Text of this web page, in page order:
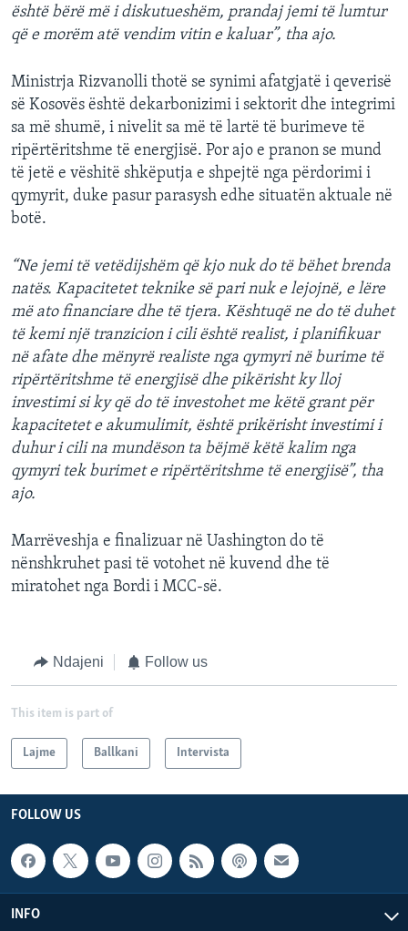
është bërë më i diskutueshëm, prandaj jemi të lumtur
që e morëm atë vendim vitin e kaluar”, tha ajo.
Ministrja Rizvanolli thotë se synimi afatgjatë i qeverisë
së Kosovës është dekarbonizimi i sektorit dhe integrimi
sa më shumë, i nivelit sa më të lartë të burimeve të
ripërtëritshme të energjisë. Por ajo e pranon se mund
të jetë e vëshitë shkëputja e shpejtë nga përdorimi i
qymyrit, duke pasur parasysh edhe situatën aktuale në
botë.
“Ne jemi të vetëdijshëm që kjo nuk do të bëhet brenda
natës. Kapacitetet teknike së pari nuk e lejojnë, e lëre
më ato financiare dhe të tjera. Kështuqë ne do të duhet
të kemi një tranzicion i cili është realist, i planifikuar
në afate dhe mënyrë realiste nga qymyri në burime të
ripërtëritshme të energjisë dhe pikërisht ky lloj
investimi si ky që do të investohet me këtë grant për
kapacitetet e akumulimit, është prikërisht investimi i
duhur i cili na mundëson ta bëjmë këtë kalim nga
qymyri tek burimet e ripërtëritshme të energjisë”, tha
ajo.
Marrëveshja e finalizuar në Uashington do të
nënshkruhet pasi të votohet në kuvend dhe të
miratohet nga Bordi i MCC-së.
Ndajeni Follow us
This item is part of
Lajme Ballkani Intervista
FOLLOW US
INFO